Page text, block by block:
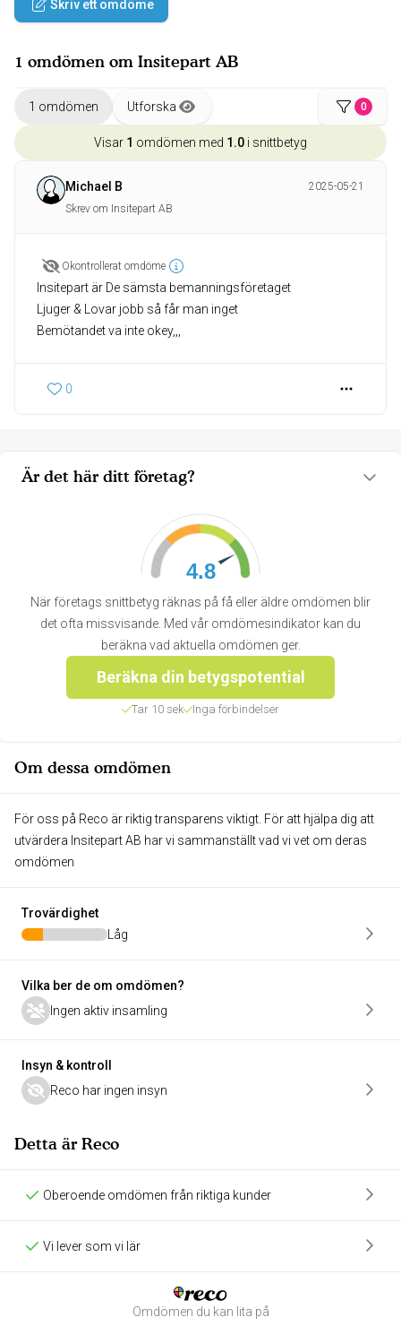
Är det här ditt företag?
4.8
När företags snittbetyg räknas på få eller äldre omdömen blir
det ofta missvisande. Med vår omdömesindikator kan du
beräkna vad aktuella omdömen ger.
Beräkna din betygspotential
Tar 10 sek Inga förbindelser
Om dessa omdömen
För oss på Reco är riktig transparens viktigt. För att hjälpa dig att
utvärdera Insitepart AB har vi sammanställt vad vi vet om deras
omdömen
Trovärdighet
Låg
Vilka ber de om omdömen?
Ingen aktiv insamling
Insyn & kontroll
Reco har ingen insyn
Detta är Reco
Oberoende omdömen från riktiga kunder
Vi lever som vi lär
Omdömen du kan lita på
Skriv ett omdöme
1 omdömen om Insitepart AB
1 omdömen Utforska 0
Visar 1 omdömen med 1.0 i snittbetyg
Michael B
2025-05-21
Skrev om Insitepart AB
Okontrollerat omdöme
Insitepart är De sämsta bemanningsföretaget
Ljuger & Lovar jobb så får man inget
Bemötandet va inte okey,,,
0